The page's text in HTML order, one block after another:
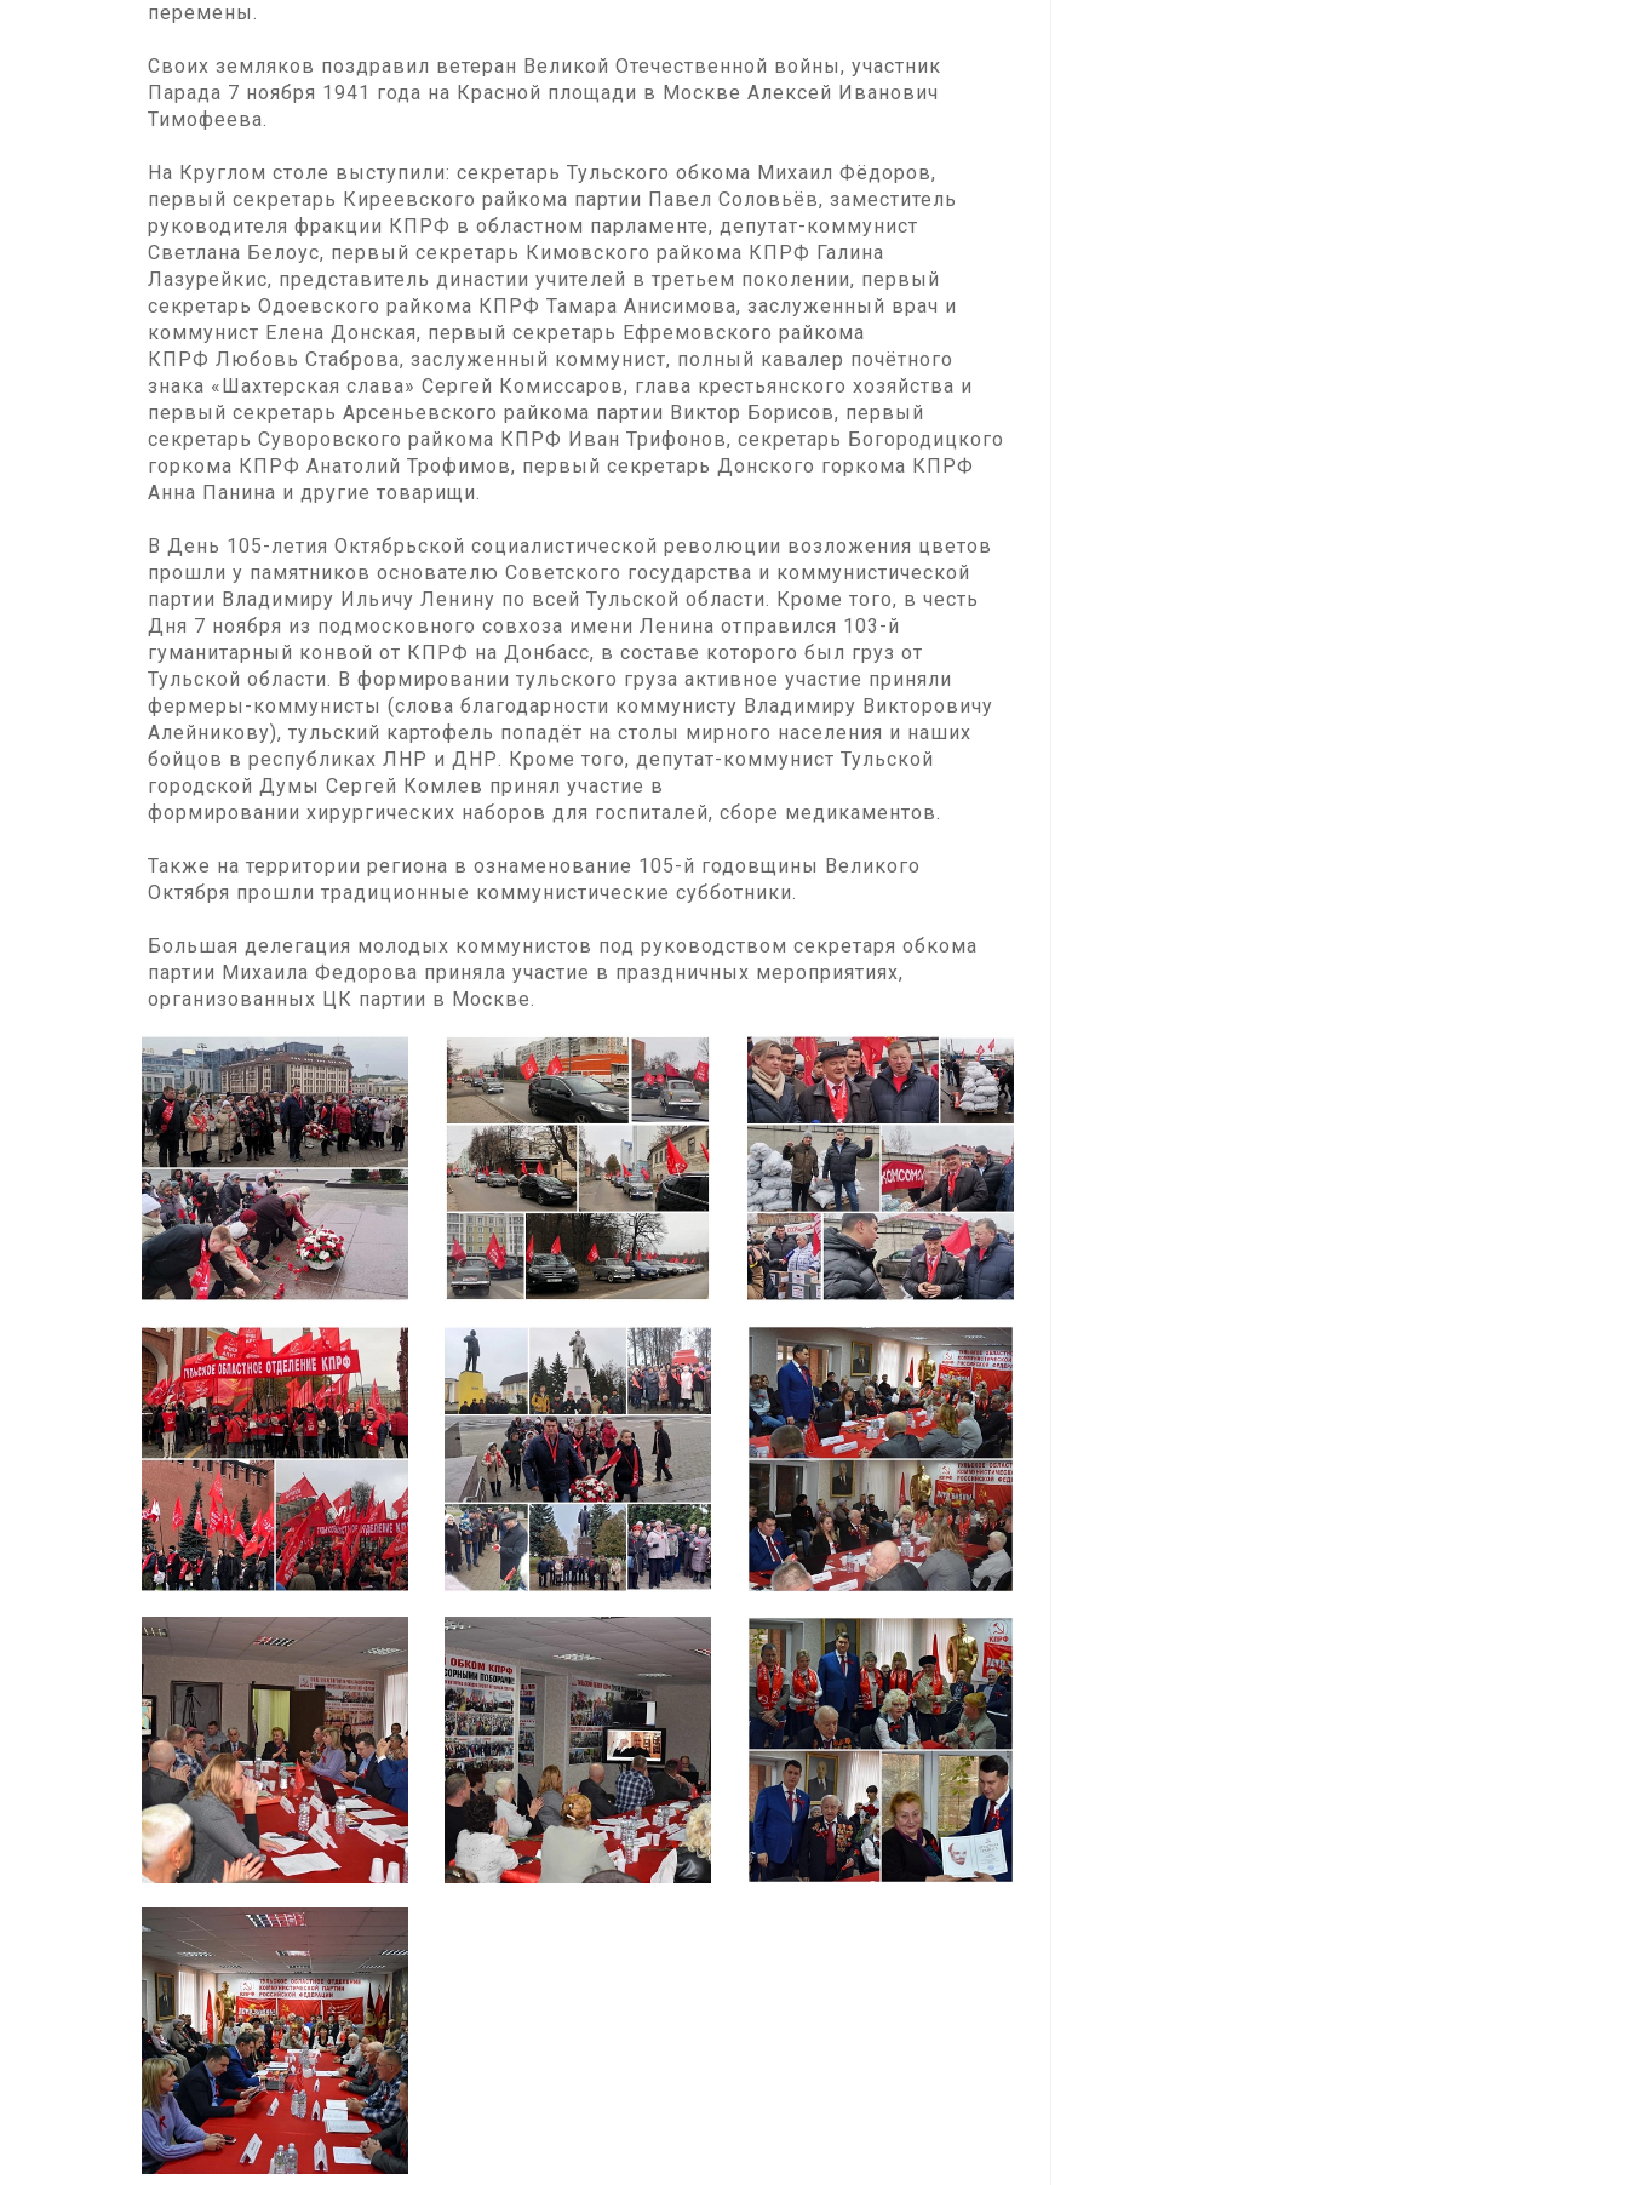
перемены.
Своих земляков поздравил ветеран Великой Отечественной войны, участник
Парада 7 ноября 1941 года на Красной площади в Москве Алексей Иванович
Тимофеева.
На Круглом столе выступили: секретарь Тульского обкома Михаил Фёдоров,
первый секретарь Киреевского райкома партии Павел Соловьёв, заместитель
руководителя фракции КПРФ в областном парламенте, депутат-коммунист
Светлана Белоус, первый секретарь Кимовского райкома КПРФ Галина
Лазурейкис, представитель династии учителей в третьем поколении, первый
секретарь Одоевского райкома КПРФ Тамара Анисимова, заслуженный врач и
коммунист Елена Донская, первый секретарь Ефремовского райкома
КПРФ Любовь Стаброва, заслуженный коммунист, полный кавалер почётного
знака «Шахтерская слава» Сергей Комиссаров, глава крестьянского хозяйства и
первый секретарь Арсеньевского райкома партии Виктор Борисов, первый
секретарь Суворовского райкома КПРФ Иван Трифонов, секретарь Богородицкого
горкома КПРФ Анатолий Трофимов, первый секретарь Донского горкома КПРФ
Анна Панина и другие товарищи.
В День 105-летия Октябрьской социалистической революции возложения цветов
прошли у памятников основателю Советского государства и коммунистической
партии Владимиру Ильичу Ленину по всей Тульской области. Кроме того, в честь
Дня 7 ноября из подмосковного совхоза имени Ленина отправился 103-й
гуманитарный конвой от КПРФ на Донбасс, в составе которого был груз от
Тульской области. В формировании тульского груза активное участие приняли
фермеры-коммунисты (слова благодарности коммунисту Владимиру Викторовичу
Алейникову), тульский картофель попадёт на столы мирного населения и наших
бойцов в республиках ЛНР и ДНР. Кроме того, депутат-коммунист Тульской
городской Думы Сергей Комлев принял участие в
формировании хирургических наборов для госпиталей, сборе медикаментов.
Также на территории региона в ознаменование 105-й годовщины Великого
Октября прошли традиционные коммунистические субботники.
Большая делегация молодых коммунистов под руководством секретаря обкома
партии Михаила Федорова приняла участие в праздничных мероприятиях,
организованных ЦК партии в Москве.